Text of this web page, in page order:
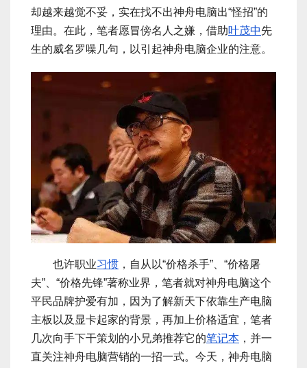
却越来越觉不妥，实在找不出神舟电脑出“怪招”的
理由。在此，笔者愿冒傍名人之嫌，借助叶茂中先
生的威名罗噪几句，以引起神舟电脑企业的注意。
也许职业习惯 ，自从以“价格杀手”、“价格屠
夫”、“价格先锋”著称业界，笔者就对神舟电脑这个
平民品牌护爱有加，因为了解新天下依靠生产电脑
主板以及显卡起家的背景，再加上价格适宜，笔者
几次向手下干策划的小兄弟推荐它的笔记本 ，并一
直关注神舟电脑营销的一招一式。今天，神舟电脑